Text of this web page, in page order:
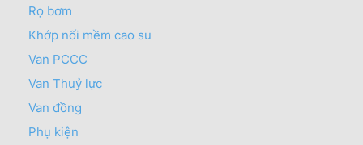
Rọ bơm
Khớp nối mềm cao su
Van PCCC
Van Thuỷ lực
Van đồng
Phụ kiện